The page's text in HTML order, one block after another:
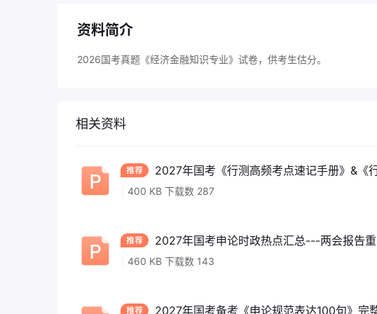
资料简介
2026国考真题《经济金融知识专业》试卷，供考生估分。
相关资料
2027年国考《行测高频考点速记手册》&《
400 KB 下载数 287
2027年国考申论时政热点汇总---两会报告
460 KB 下载数 143
2027年国考备考《申论规范表达100句》完